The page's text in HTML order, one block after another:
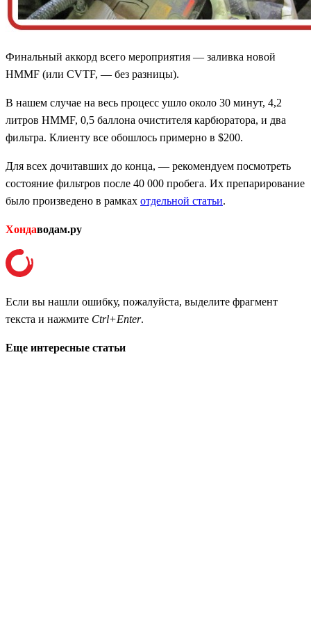
Финальный аккорд всего мероприятия — заливка новой
HMMF (или CVTF, — без разницы).
В нашем случае на весь процесс ушло около 30 минут, 4,2
литров HMMF, 0,5 баллона очистителя карбюратора, и два
фильтра. Клиенту все обошлось примерно в $200.
Для всех дочитавших до конца, — рекомендуем посмотреть
состояние фильтров после 40 000 пробега. Их препарирование
было произведено в рамках отдельной статьи.
Хондаводам.ру
Если вы нашли ошибку, пожалуйста, выделите фрагмент
текста и нажмите Ctrl+Enter.
Еще интересные статьи